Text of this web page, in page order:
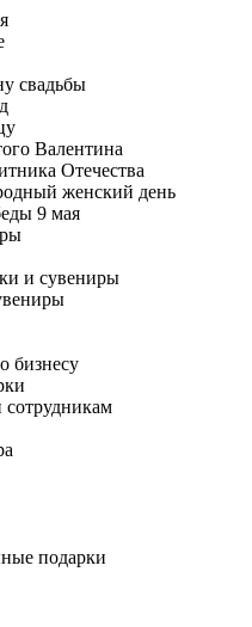
свадьбы
Валентина
Отечества
женский день
9 мая
и сувениры
бизнесу
подарки